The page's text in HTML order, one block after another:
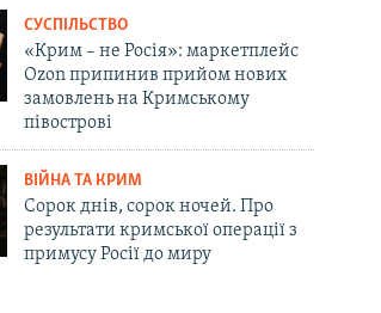
СУСПІЛЬСТВО
«Крим – не Росія»: маркетплейс
Ozon припинив прийом нових
замовлень на Кримському
півострові
ВІЙНА ТА КРИМ
Сорок днів, сорок ночей. Про
результати кримської операції з
примусу Росії до миру